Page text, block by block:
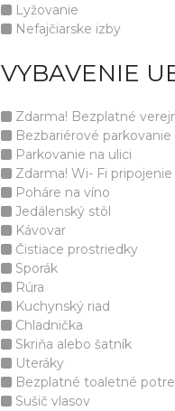
Lyžovanie
Nefajčiarske izby
VYBAVENIE
Zdarma! Bezplatné
Bezbariérové parkovanie
Parkovanie na ulici
Zdarma! Wi- Fi
Poháre na víno
Jedálenský stôl
Kávovar
Čistiace prostriedky
Sporák
Rúra
Kuchynský riad
Chladnička
Skriňa alebo šatník
Uteráky
Bezplatné toaletné
Sušič vlasov